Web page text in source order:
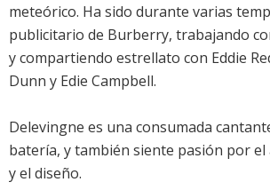
meteórico. Ha sido durante varias
publicitario de Burberry, trabajando
y compartiendo estrellato con Eddie
Dunn y Edie Campbell.
Delevingne es una consumada
batería, y también siente pasión por
y el diseño.